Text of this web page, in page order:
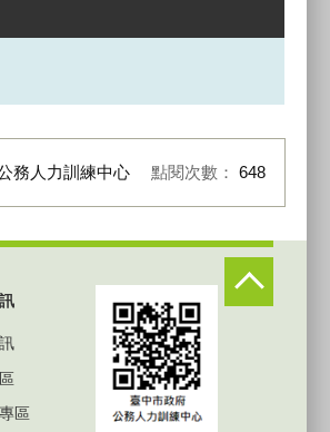
務人力訓練中心 點閱次數： 648
區